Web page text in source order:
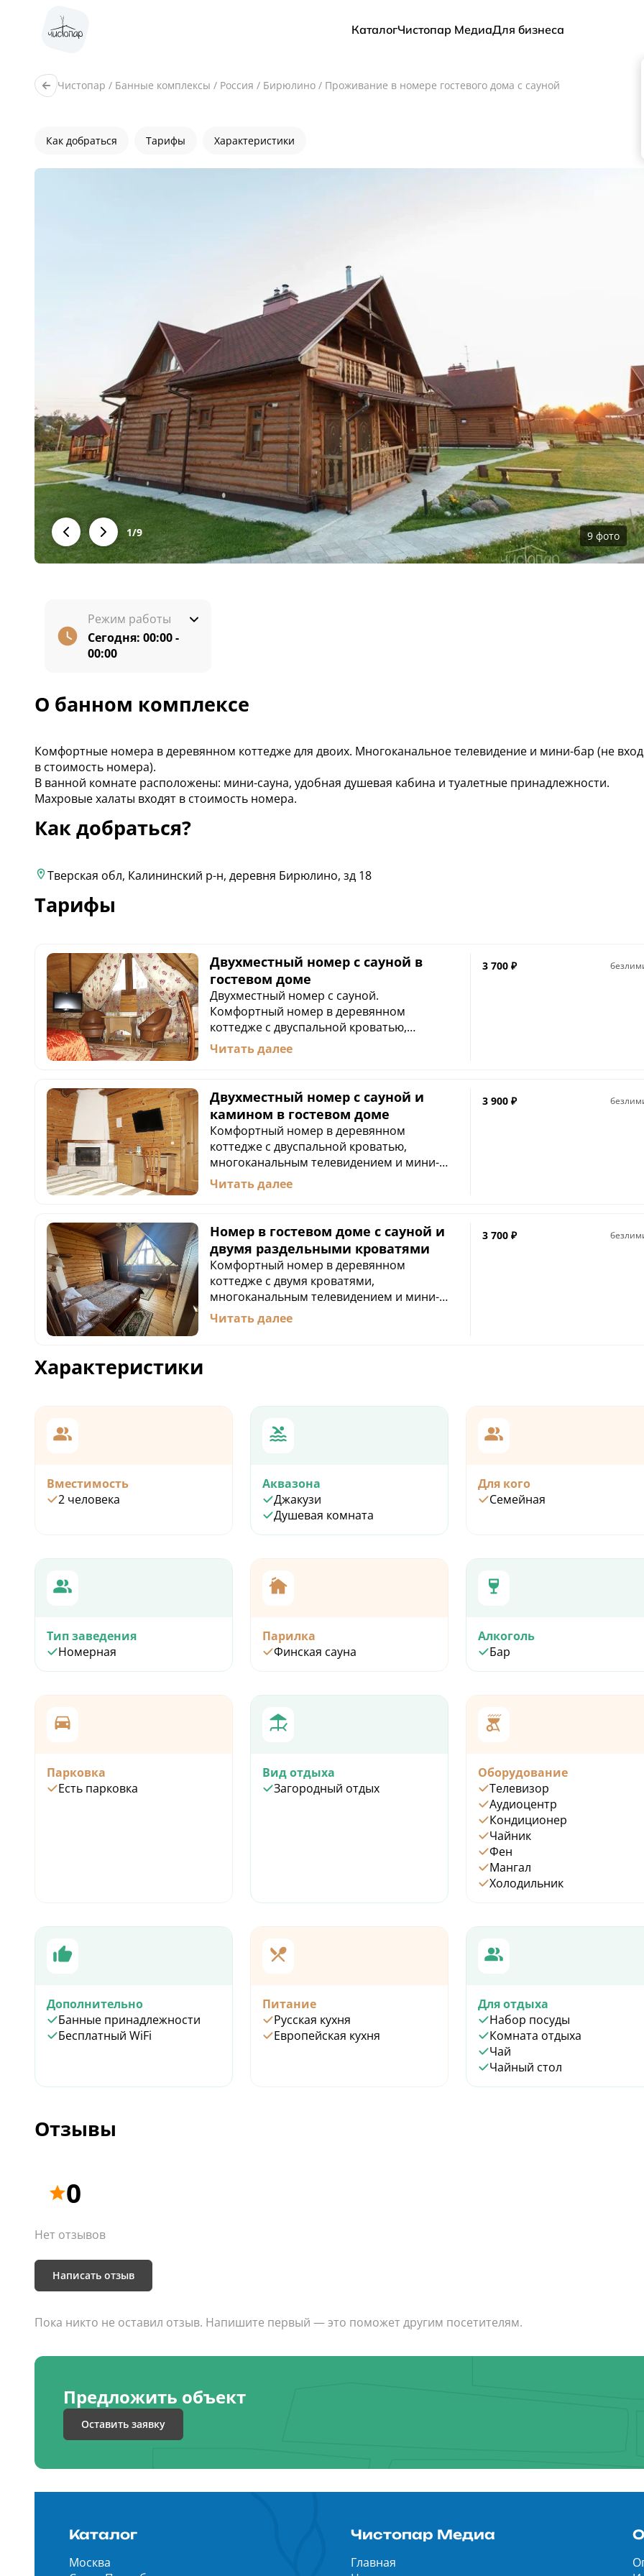
КаталогЧистопар МедиаДля бизнеса
Чистопар / Банные комплексы / Россия / Бирюлино / Проживание в номере гостевого дома с сауной
Как добраться Тарифы Характеристики
1/9 9 фото
Режим работы
Сегодня: 00:00 -
00:00
О банном комплексе
Комфортные номера в деревянном коттедже для двоих. Многоканальное телевидение и мини-бар (не
в стоимость номера).
В ванной комнате расположены: мини-сауна, удобная душевая кабина и туалетные принадлежности.
Махровые халаты входят в стоимость номера.
Как добраться?
Тверская обл, Калининский р-н, деревня Бирюлино, зд 18
Тарифы
Двухместный номер с сауной в
гостевом доме
Двухместный номер с сауной.
Комфортный номер в деревянном
коттедже с двуспальной кроватью,
многоканальным телевидением и мини-
баром (не входит в стоимость номера). В
удобная душевая кабина и туалетные
принадлежности. Махровые халаты входят
в стоимость номера.
Читать далее
3 700 ₽
Двухместный номер с сауной и
камином в гостевом доме
Комфортный номер в деревянном
коттедже с двуспальной кроватью,
многоканальным телевидением и мини-
баром (не входит в стоимость номера). В
номере находится камин, который создает
расположены: мини-сауна, удобная
душевая кабина и туалетные
принадлежности. Махровые халаты входят
в стоимость номера.
Читать далее
3 900 ₽
Номер в гостевом доме с сауной и
двумя раздельными кроватями
Комфортный номер в деревянном
коттедже с двумя кроватями,
многоканальным телевидением и мини-
баром (не входит в стоимость номера). В
ванной комнате расположены: мини-сауна,
Читать далее
3 700 ₽
Характеристики
Вместимость
2 человека
Аквазона
Джакузи
Душевая комната
Для кого
Семейная
Тип заведения
Номерная
Парилка
Финская сауна
Алкоголь
Бар
Парковка
Есть парковка
Вид отдыха
Загородный отдых
Оборудование
Телевизор
Аудиоцентр
Кондиционер
Чайник
Фен
Мангал
Холодильник
Дополнительно
Банные принадлежности
Бесплатный WiFi
Питание
Русская кухня
Европейская кухня
Для отдыха
Набор посуды
Комната отдыха
Чай
Чайный стол
Отзывы
0
Нет отзывов
Написать отзыв
Пока никто не оставил отзыв. Напишите первый — это поможет другим посетителям.
Предложить объект
Оставить заявку
Каталог
Москва
Чистопар Медиа
Главная